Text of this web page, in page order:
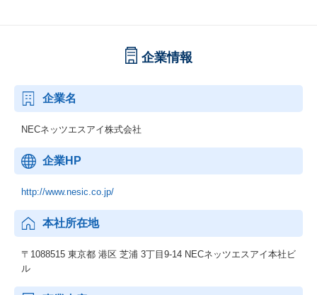
企業情報
企業名
NECネッツエスアイ株式会社
企業HP
http://www.nesic.co.jp/
本社所在地
〒1088515 東京都 港区 芝浦 3丁目9-14 NECネッツエスアイ本社ビ
ル